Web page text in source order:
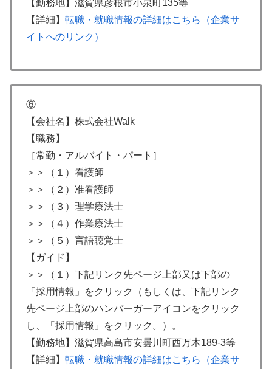
【勤務地】滋賀県彦根市小泉町135等
【詳細】 転職・就職情報の詳細はこちら（企業サ
イトへのリンク）
⑥
【会社名】株式会社Walk
【職務】
［常勤・アルバイト・パート］
＞＞（１）看護師
＞＞（２）准看護師
＞＞（３）理学療法士
＞＞（４）作業療法士
＞＞（５）言語聴覚士
【ガイド】
＞＞（１）下記リンク先ページ上部又は下部の
「採用情報」をクリック（もしくは、下記リンク
先ページ上部のハンバーガーアイコンをクリック
し、「採用情報」をクリック。）。
【勤務地】滋賀県高島市安曇川町西万木189-3等
【詳細】 転職・就職情報の詳細はこちら（企業サ